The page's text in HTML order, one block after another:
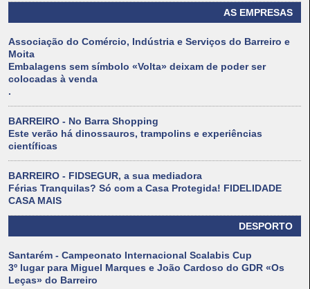
AS EMPRESAS
Associação do Comércio, Indústria e Serviços do Barreiro e
Moita
Embalagens sem símbolo «Volta» deixam de poder ser
colocadas à venda
.
BARREIRO - No Barra Shopping
Este verão há dinossauros, trampolins e experiências
científicas
BARREIRO - FIDSEGUR, a sua mediadora
Férias Tranquilas? Só com a Casa Protegida! FIDELIDADE
CASA MAIS
DESPORTO
Santarém - Campeonato Internacional Scalabis Cup
3º lugar para Miguel Marques e João Cardoso do GDR «Os
Leças» do Barreiro